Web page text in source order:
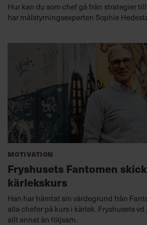
Hur kan du som chef gå från strategier
har målstyrningsexperten Sophie
Motivation
Fryshusets Fantomen
kärlekskurs
Han har hämtat sin värdegrund från
alla chefer på kurs i kärlek. Fryshusets vd
allt annat än följsam.